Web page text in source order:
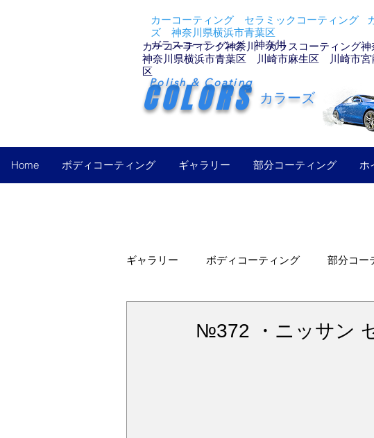
カーコーティング セラミックコーティング
ズ 神奈川県横浜市青葉区
ガラスコーティング 神奈川
カーコーティング神奈川 ガラスコーティン
神奈川県横浜市青葉区 川崎市麻生区 川崎市
区
COLORS
Polish & Coating
カラーズ
Home ボディコーティング ギャラリー 部分コーティング ホ
ギャラリー ボディコーティング 部分コー
№372 ・ニッサン